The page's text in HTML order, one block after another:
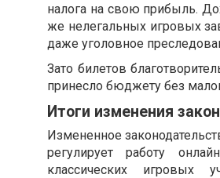
налога на свою прибыль.
же нелегальных игровых
даже уголовное
Зато билетов
принесло бюджету без
Итоги изменения
Измененное
регулирует работу
классических игровых